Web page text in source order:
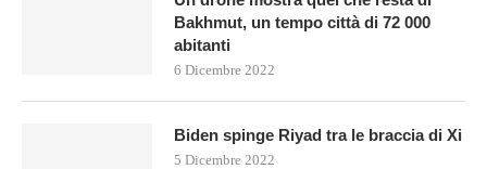
Bakhmut, un tempo città di 72 000
abitanti
6 Dicembre 2022
Biden spinge Riyad tra le braccia di Xi
5 Dicembre 2022